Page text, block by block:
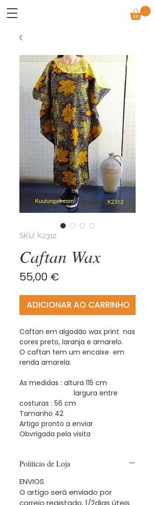
SKU: K2312
Caftan Wax
55,00 €
ADICIONAR AO CARRINHO
Caftan em algodão wax print nas
cores preto, laranja e amarelo.
O caftan tem um encaixe em
renda amarela.
As medidas : altura 115 cm
largura entre
costuras : 56 cm
Tamanho 42
Artigo pronto a enviar
Obvrigada pela visita
Políticas de Loja
ENVIOS
O artigo será enviado por
correio registado, 1/2dias úteis